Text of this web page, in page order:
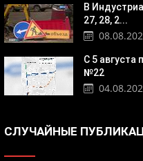
В
27, 28, 2...
С 5
№22
СЛУЧАЙНЫЕ